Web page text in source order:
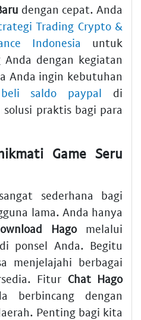
dengan cepat. Anda
Trading Crypto &
Indonesia untuk
dengan kegiatan
Anda ingin kebutuhan
beli saldo paypal di
solusi praktis bagi para
Game Seru
sederhana bagi
lama. Anda hanya
Hagomelalui
ponsel Anda. Begitu
menjelajahi berbagai
Fitur Chat Hago
berbincang dengan
Penting bagi kita